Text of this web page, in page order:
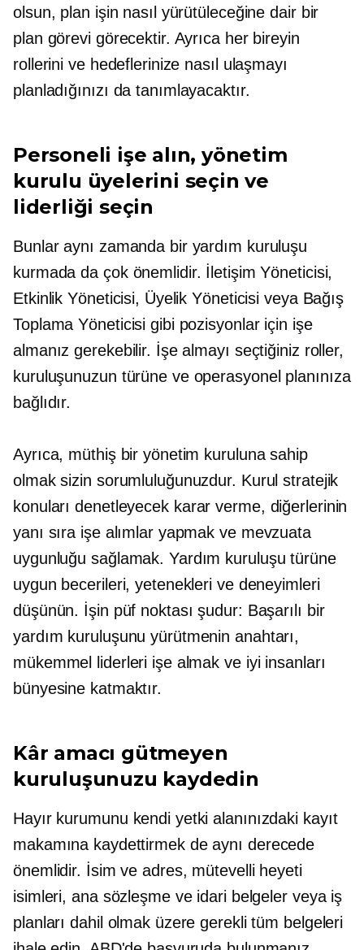
olsun, plan işin nasıl yürütüleceğine dair bir
plan görevi görecektir. Ayrıca her bireyin
rollerini ve hedeflerinize nasıl ulaşmayı
planladığınızı da tanımlayacaktır.
Personeli işe alın, yönetim
kurulu üyelerini seçin ve
liderliği seçin
Bunlar aynı zamanda bir yardım kuruluşu
kurmada da çok önemlidir. İletişim Yöneticisi,
Etkinlik Yöneticisi, Üyelik Yöneticisi veya Bağış
Toplama Yöneticisi gibi pozisyonlar için işe
almanız gerekebilir. İşe almayı seçtiğiniz roller,
kuruluşunuzun türüne ve operasyonel planınıza
bağlıdır.
Ayrıca, müthiş bir yönetim kuruluna sahip
olmak sizin sorumluluğunuzdur. Kurul stratejik
konuları denetleyecek karar verme, diğerlerinin
yanı sıra işe alımlar yapmak ve mevzuata
uygunluğu sağlamak. Yardım kuruluşu türüne
uygun becerileri, yetenekleri ve deneyimleri
düşünün. İşin püf noktası şudur: Başarılı bir
yardım kuruluşunu yürütmenin anahtarı,
mükemmel liderleri işe almak ve iyi insanları
bünyesine katmaktır.
Kâr amacı gütmeyen
kuruluşunuzu kaydedin
Hayır kurumunu kendi yetki alanınızdaki kayıt
makamına kaydettirmek de aynı derecede
önemlidir. İsim ve adres, mütevelli heyeti
isimleri, ana sözleşme ve idari belgeler veya iş
planları dahil olmak üzere gerekli tüm belgeleri